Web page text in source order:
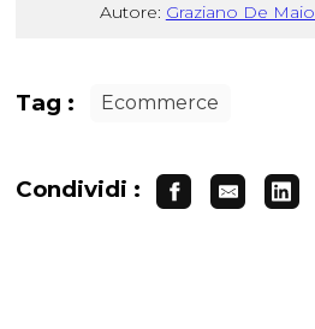
Autore: Graziano De Maio
Tag : Ecommerce
Condividi :